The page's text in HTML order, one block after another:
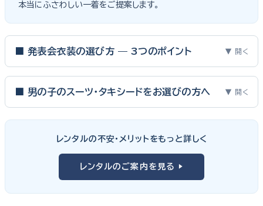
本当にふさわしい一着をご提案します。
■ 発表会衣装の選び方 — 3つのポイント ▼ 開く
ピアノ発表会・バイオリン発表会・コンクールの舞台は、お子様にと
って特別な一日。元ピアノ教師としての経験から、衣装選びで大切
① サイズは"ジャストフィット"を選ぶ
舞台上で最も美しく見えるのは、お子様の体にきちんと合ったサ
イズのドレス・スーツです。「大きめを買って長く着せたい」という
■ 男の子のスーツ・タキシードをお選びの方へ ▼ 開く
向け、スリーピーススーツやベストスタイルは合唱・アンサンブル向
けと、シーンで使い分けるのがおすすめです。詳しくは
ツ・タキシード一覧
レンタルの不安・メリットをもっと詳しく
レンタルのご案内を見る ▶